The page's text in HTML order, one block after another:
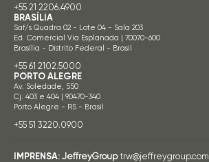
+55 21 2206.4900
BRASÍLIA
Saf/s Quadra 02 - Lote 04 - Sala 203
Ed. Comercial Via Esplanada | 70070-600
Brasília - Distrito Federal - Brasil
+55 61 2102.5000
PORTO ALEGRE
Av. Soledade, 550
Cj. 403 e 404 | 90470-340
Porto Alegre - RS - Brasil
+55 51 3220.0900
IMPRENSA: JeffreyGroup trw@jeffreygroup.com